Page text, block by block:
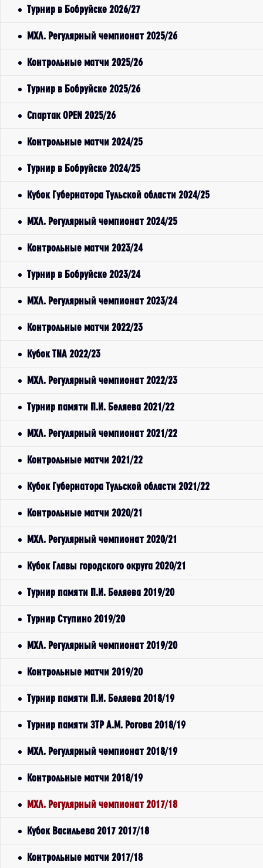
Турнир в Бобруйске 2026/27
МХЛ. Регулярный чемпионат 2025/26
Контрольные матчи 2025/26
Турнир в Бобруйске 2025/26
Спартак OPEN 2025/26
Контрольные матчи 2024/25
Турнир в Бобруйске 2024/25
Кубок Губернатора Тульской области 2024/25
МХЛ. Регулярный чемпионат 2024/25
Контрольные матчи 2023/24
Турнир в Бобруйске 2023/24
МХЛ. Регулярный чемпионат 2023/24
Контрольные матчи 2022/23
Кубок TNA 2022/23
МХЛ. Регулярный чемпионат 2022/23
Турнир памяти П.И. Беляева 2021/22
МХЛ. Регулярный чемпионат 2021/22
Контрольные матчи 2021/22
Кубок Губернатора Тульской области 2021/22
Контрольные матчи 2020/21
МХЛ. Регулярный чемпионат 2020/21
Кубок Главы городского округа 2020/21
Турнир памяти П.И. Беляева 2019/20
Турнир Ступино 2019/20
МХЛ. Регулярный чемпионат 2019/20
Контрольные матчи 2019/20
Турнир памяти П.И. Беляева 2018/19
Турнир памяти ЗТР А.М. Рогова 2018/19
МХЛ. Регулярный чемпионат 2018/19
Контрольные матчи 2018/19
МХЛ. Регулярный чемпионат 2017/18
Кубок Васильева 2017 2017/18
Контрольные матчи 2017/18